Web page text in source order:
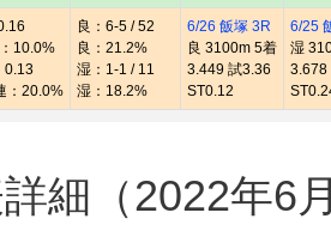
10.0%
：20.0%
良：6-5 / 52
良：21.2%
湿：1-1 / 11
湿：18.2%
6/26 飯塚 3R
良 3100m 5着
3.449 試3.36
ST0.12
6/25
湿
3.678
細（2022年6